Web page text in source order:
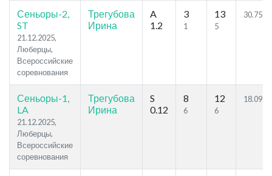
Сеньоры-2,
ST
21.12.2025,
Люберцы,
Всероссийские
соревнования
Трегубова
Ирина
A
1.2
3
1
13
5
30.75
Сеньоры-1,
LA
21.12.2025,
Люберцы,
Всероссийские
соревнования
Трегубова
Ирина
S
0.12
8
6
12
6
18.09